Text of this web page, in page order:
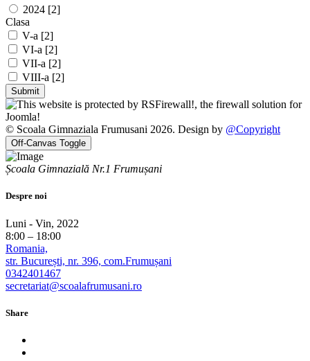
2024 [2]
Clasa
V-a [2]
VI-a [2]
VII-a [2]
VIII-a [2]
© Scoala Gimnaziala Frumusani 2026. Design by @Copyright
Off-Canvas Toggle
Școala Gimnazială Nr.1 Frumușani
Despre noi
Luni - Vin, 2022
8:00 – 18:00
Romania,
str. București, nr. 396, com.Frumușani
0342401467
secretariat@scoalafrumusani.ro
Share